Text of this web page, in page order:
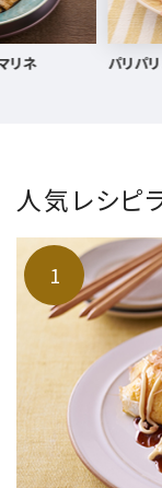
タラバ
人気レシピ